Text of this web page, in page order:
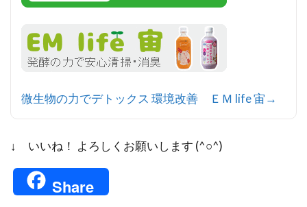
微生物の力でデトックス 環境改善 ＥＭ life 宙→
↓ いいね！ よろしくお願いします (^○^)
Share